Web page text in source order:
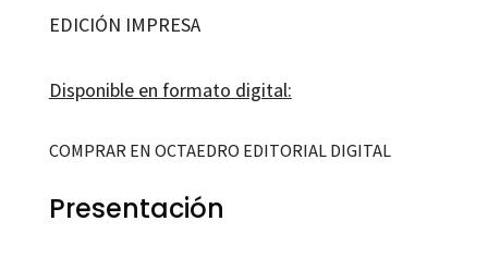
EDICIÓN IMPRESA
Disponible en formato digital:
COMPRAR EN OCTAEDRO EDITORIAL DIGITAL
Presentación